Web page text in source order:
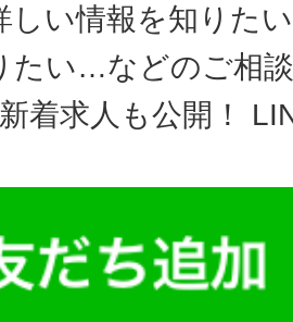
しい情報を知りた
たい…などのご相
着求人も公開！